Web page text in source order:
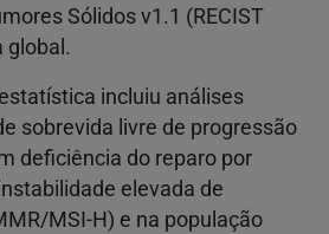
Sólidos v1.1 (RECIST
global.
incluiu análises
sobrevida livre de progressão
deficiência do reparo por
elevada de
MSI‑H) e na população